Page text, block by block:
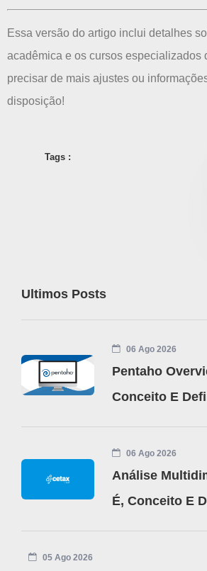
Essa versão do artigo inclui detalhes
acadêmica e os cursos especializados
precisar de mais ajustes ou
disposição!
Tags :
Ultimos Posts
06 Ago 2026
Pentaho
Conceito E
06 Ago 2026
Análise
É, Conceito E
05 Ago 2026